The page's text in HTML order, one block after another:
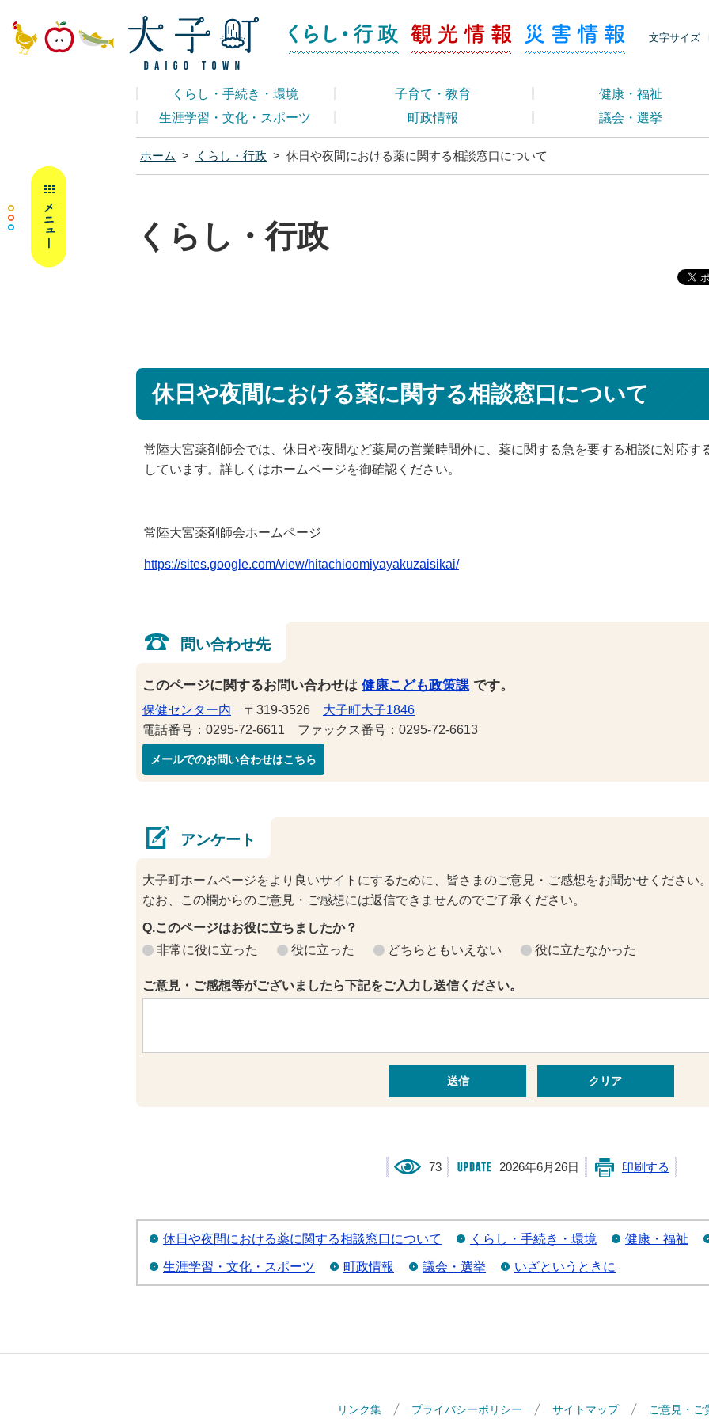
大子町ホームページ くらし・行政
文字サイズ
くらし・行政 観光情報 災害情報
くらし・手続き・環境 子育て・教育
健康・福祉
生涯学習・文化・スポーツ
町政情報 議会・選挙
ホーム > くらし・行政 > 休日や夜間における薬に関する相談窓口について
くらし・行政
休日や夜間における薬に関する相談窓口について
常陸大宮薬剤師会では、休日や夜間など薬局の営業時間外に、薬に関する急を要する相談に対応す
しています。詳しくはホームページを御確認ください。
常陸大宮薬剤師会ホームページ
https://sites.google.com/view/hitachioomiyayakuzaisikai/
問い合わせ先
このページに関するお問い合わせは 健康こども政策課 です。
保健センター内 〒319-3526 大子町大子1846
電話番号：0295-72-6611 ファックス番号：0295-72-6613
メールでのお問い合わせはこちら
アンケート
大子町ホームページをより良いサイトにするために、皆さまのご意見・ご感想をお聞かせください
なお、この欄からのご意見・ご感想には返信できませんのでご了承ください。
Q.このページはお役に立ちましたか？
非常に役に立った
役に立った どちらともいえない 役に立たなかった
ご意見・ご感想等がございましたら下記をご入力し送信ください。
73 2026年6月26日 印刷する
休日や夜間における薬に関する相談窓口について くらし・手続き・環境 健康・福祉
生涯学習・文化・スポーツ 町政情報 議会・選挙 いざというときに
リンク集 プライバシーポリシー サイトマップ ご意見・ご